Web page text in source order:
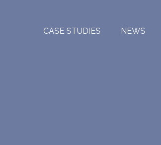
CASE STUDIES NEWS